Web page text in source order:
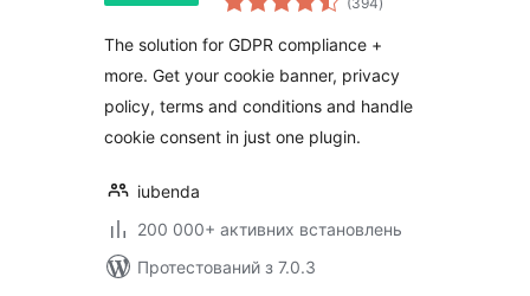
more
рейтинг
The solution for GDPR compliance +
more. Get your cookie banner, privacy
policy, terms and conditions and handle
cookie consent in just one plugin.
iubenda
200 000+ активних встановлень
Протестований з 7.0.3